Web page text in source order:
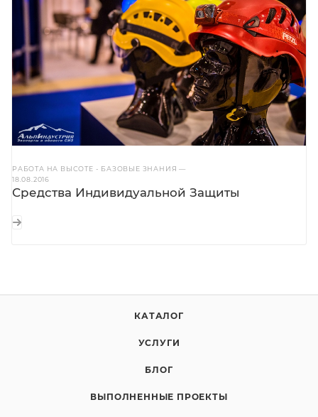
РАБОТА НА ВЫСОТЕ - БАЗОВЫЕ ЗНАНИЯ—
18.08.2016
Средства Индивидуальной Защиты
КАТАЛОГ
УСЛУГИ
БЛОГ
ВЫПОЛНЕННЫЕ ПРОЕКТЫ